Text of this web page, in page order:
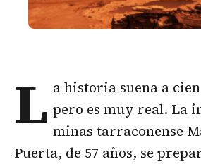
L a historia suena a
pero es muy real. La
minas tarraconense
Puerta, de 57 años, se